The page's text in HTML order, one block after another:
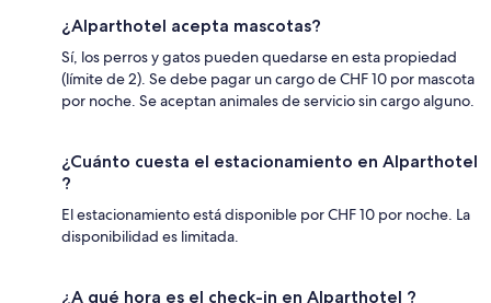
¿Alparthotel acepta mascotas?
Sí, los perros y gatos pueden quedarse en esta propiedad
(límite de 2). Se debe pagar un cargo de CHF 10 por mascota
por noche. Se aceptan animales de servicio sin cargo alguno.
¿Cuánto cuesta el estacionamiento en Alparthotel
?
El estacionamiento está disponible por CHF 10 por noche. La
disponibilidad es limitada.
¿A qué hora es el check-in en Alparthotel ?